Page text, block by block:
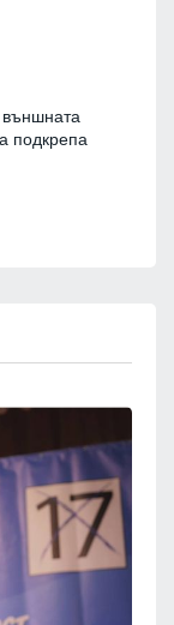
подкрепа